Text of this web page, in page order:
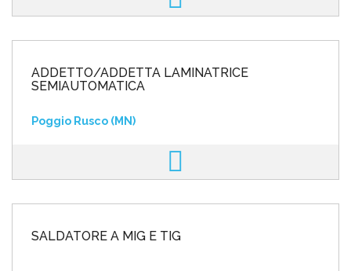
ADDETTO/ADDETTA LAMINATRICE
SEMIAUTOMATICA
Poggio Rusco (MN)
SALDATORE A MIG E TIG